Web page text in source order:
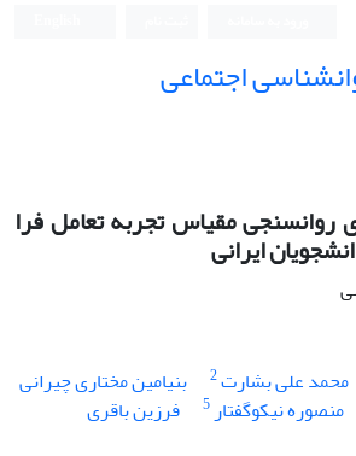
اجتماعی
مقیاس تجربه تعامل فرا
ایرانی
محمد علی بشارت2 بنیامین مختاری چیرانی
منصوره نیکوگفتار5
فرزین باقری